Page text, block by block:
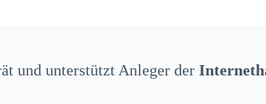
und unterstützt Anleger der